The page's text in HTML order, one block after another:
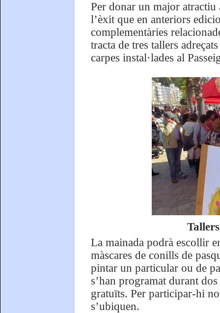
Per donar un major atractiu
l’èxit que en anteriors
complementàries
tracta de tres tallers
carpes instal·lades al
La mainada podrà escollir
màscares de conills de
pintar un particular ou de
s’han programat durant
gratuïts. Per participar-hi
s’ubiquen.